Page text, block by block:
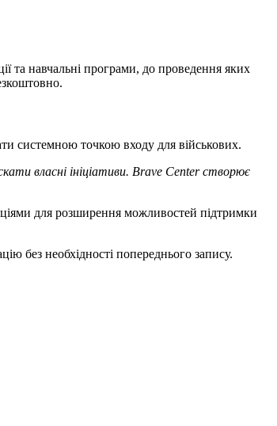
та навчальні програми, до проведення яких
системною точкою входу для військових.
власні ініціативи. Brave Center створює
для розширення можливостей підтримки
без необхідності попереднього запису.